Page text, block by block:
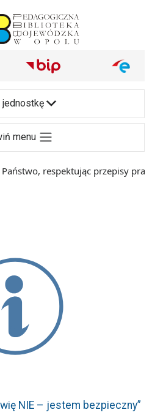
i inne
jednostkę
menu
respektując przepisy
NIE – jestem bezpieczny”